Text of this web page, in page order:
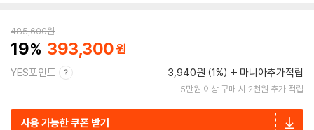
485,600원
19 393,300
YES포인트 3,940원 (1%) 마니아추가적립
5만원 이상 구매 시 2천원 추가 적립
사용 가능한 쿠폰 받기